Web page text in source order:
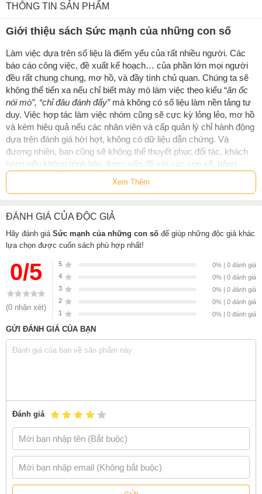
THÔNG TIN SẢN PHẨM
Giới thiệu sách Sức mạnh của những con số
Làm việc dựa trên số liệu là điểm yếu của rất nhiều người. Các
báo cáo công việc, đề xuất kế hoạch… của phần lớn mọi người
đều rất chung chung, mơ hồ, và đầy tính chủ quan. Chúng ta sẽ
không thể tiến xa nếu chỉ biết mày mò làm việc theo kiểu “ăn ốc
nói mò”, “chỉ đâu đánh đấy”mà không có số liệu làm nền tảng tư
duy. Việc hợp tác làm việc nhóm cũng sẽ cực kỳ lỏng lẻo, mơ hồ
và kém hiệu quả nếu các nhân viên và cấp quản lý chỉ hành động
dựa trên đánh giá hời hợt, không có dữ liệu dẫn chứng. Và
đương nhiên, bạn cũng sẽ không thể thuyết phục đối tác, khách
hàng nếu không trình bày được vấn đề với các con số, bảng
biểu… làm hạt nhân.
công cụ hữu hiệu nhất để một người hình thành tư duy logic, phát
pháp hành động. Cuốn sách của Kashiwagi Yoshikisẽ hướng
dẫn bạn từng bước một để nhuần nhuyễn kỹ năng này. Các con
số sẽ mở đường để bạn thấu suốt sâu sắc mọi hiện trạng, và
cũng chính chúng sẽ gợi ý cho bạn những cách thức giải quyết
vấn đề thông minh nhất. Đây là tác phẩm hướng đến mọi cá nhân
muốn trở nên chuyên nghiệp hơn trong hành trình phát triển sự
nghiệp, từ những doanh nhân, quản lý, người mong muốn start-
up đến các nhân viên marketing, người phụ trách nhân sự, tư vấn
Sách Sức mạnh của những con số
Xem Thêm
ĐÁNH GIÁ CỦA ĐỘC GIẢ
Hãy đánh giá Sức mạnh của những con số để giúp những độc giả khác
lựa chọn được cuốn sách phù hợp nhất!
0/5
(0 nhận xét)
5
0% | 0 đánh giá
4
0% | 0 đánh giá
3
0% | 0 đánh giá
2
0% | 0 đánh giá
1
0% | 0 đánh giá
GỬI ĐÁNH GIÁ CỦA BẠN
Đánh giá